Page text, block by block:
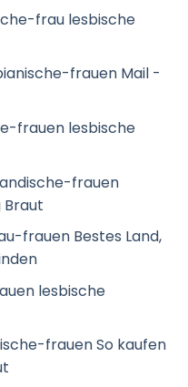
frau lesbische
frauen Mail -
frauen lesbische
frauen
Braut
frauen Bestes Land,
lesbische
frauen So kaufen